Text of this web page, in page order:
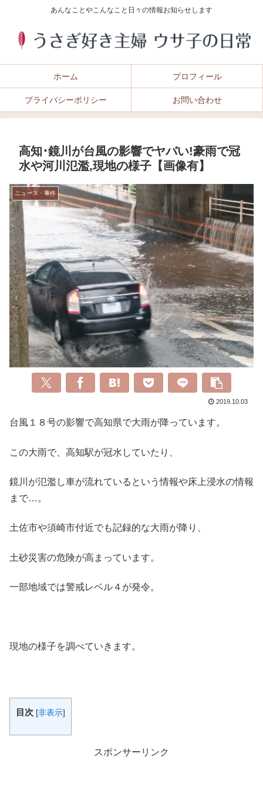
あんなことやこんなこと日々の情報お知らせします
ホーム プロフィール
プライバシーポリシー お問い合わせ
高知･鏡川が台風の影響でヤバい!豪雨で冠
水や河川氾濫,現地の様子【画像有】
ニュース・事件
2019.10.03
台風１８号の影響で高知県で大雨が降っています。
この大雨で、高知駅が冠水していたり、
鏡川が氾濫し車が流れているという情報や床上浸水の情報
まで…。
土佐市や須崎市付近でも記録的な大雨が降り、
土砂災害の危険が高まっています。
一部地域では警戒レベル４が発令。
現地の様子を調べていきます。
目次 [非表示]
スポンサーリンク